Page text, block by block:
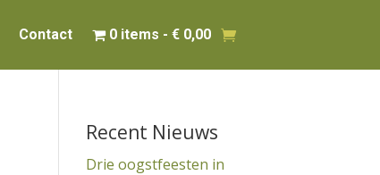
Contact 0 items € 0,00
Recent Nieuws
Drie oogstfeesten in